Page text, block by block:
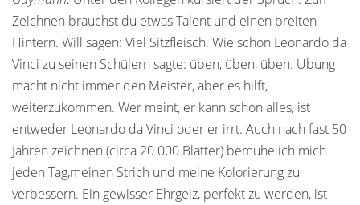
Zeichnen brauchst du etwas Talent und einen breiten
Hintern. Will sagen: Viel Sitzfleisch. Wie schon Leonardo da
Vinci zu seinen Schülern sagte: üben, üben, üben. Übung
macht nicht immer den Meister, aber es hilft,
weiterzukommen. Wer meint, er kann schon alles, ist
entweder Leonardo da Vinci oder er irrt. Auch nach fast 50
Jahren zeichnen (circa 20 000 Blätter) bemühe ich mich
jeden Tag,meinen Strich und meine Kolorierung zu
verbessern. Ein gewisser Ehrgeiz, perfekt zu werden, ist